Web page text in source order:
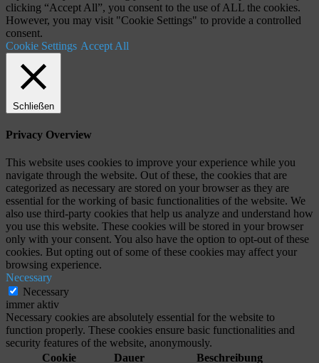
clicking “Accept All”, you consent to the use of ALL the cookies.
However, you may visit "Cookie Settings" to provide a controlled
consent.
Cookie Settings Accept All
Schließen
Privacy Overview
This website uses cookies to improve your experience while you
navigate through the website. Out of these, the cookies that are
categorized as necessary are stored on your browser as they are
essential for the working of basic functionalities of the website. We
also use third-party cookies that help us analyze and understand how
you use this website. These cookies will be stored in your browser
only with your consent. You also have the option to opt-out of these
cookies. But opting out of some of these cookies may affect your
browsing experience.
Necessary
Necessary
immer aktiv
Necessary cookies are absolutely essential for the website to
function properly. These cookies ensure basic functionalities and
security features of the website, anonymously.
Cookie
Dauer Beschreibung